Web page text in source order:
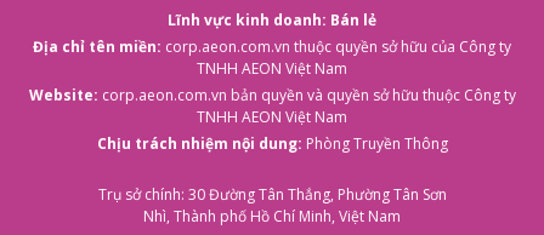
Lĩnh vực kinh doanh: Bán lẻ
Địa chỉ tên miền: corp.aeon.com.vn thuộc quyền sở hữu của Công ty
TNHH AEON Việt Nam
Website: corp.aeon.com.vn bản quyền và quyền sở hữu thuộc Công ty
TNHH AEON Việt Nam
Chịu trách nhiệm nội dung: Phòng Truyền Thông
Trụ sở chính: 30 Đường Tân Thắng, Phường Tân Sơn
Nhì, Thành phố Hồ Chí Minh, Việt Nam